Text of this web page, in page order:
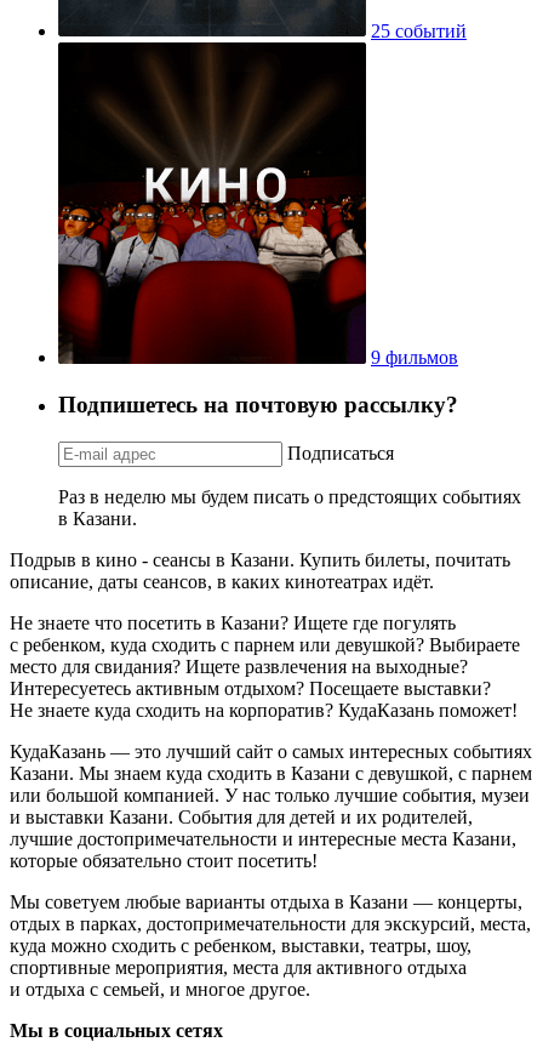
25 событий
9 фильмов
Подпишетесь на почтовую рассылку?
Подписаться
Раз в неделю мы будем писать о предстоящих событиях
в Казани.
Подрыв в кино - сеансы в Казани. Купить билеты, почитать
описание, даты сеансов, в каких кинотеатрах идёт.
Не знаете что посетить в Казани? Ищете где погулять
с ребенком, куда сходить с парнем или девушкой? Выбираете
место для свидания? Ищете развлечения на выходные?
Интересуетесь активным отдыхом? Посещаете выставки?
Не знаете куда сходить на корпоратив? КудаКазань поможет!
КудаКазань — это лучший сайт о самых интересных событиях
Казани. Мы знаем куда сходить в Казани с девушкой, с парнем
или большой компанией. У нас только лучшие события, музеи
и выставки Казани. События для детей и их родителей,
лучшие достопримечательности и интересные места Казани,
которые обязательно стоит посетить!
Мы советуем любые варианты отдыха в Казани — концерты,
отдых в парках, достопримечательности для экскурсий, места,
куда можно сходить с ребенком, выставки, театры, шоу,
спортивные мероприятия, места для активного отдыха
и отдыха с семьей, и многое другое.
Мы в социальных сетях